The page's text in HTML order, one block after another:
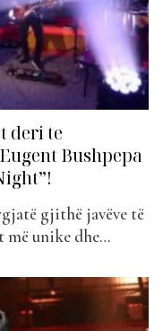
deri te
Bushpepa
gjithë javëve të
unike dhe
të shtunë, Eugent
e tij, duke nisur nga